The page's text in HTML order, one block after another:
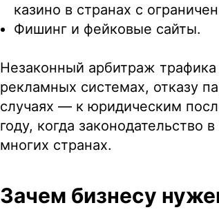
казино в странах с
Фишинг и фейковые сайты.
Незаконный арбитраж
рекламных системах, отказу
случаях — к юридическим
году, когда
многих странах.
Зачем бизнесу